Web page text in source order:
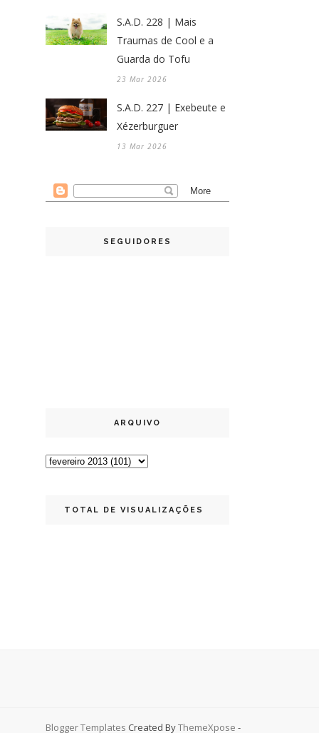
S.A.D. 228 | Mais
Traumas de Cool e a
Guarda do Tofu
23 Mar 2026
S.A.D. 227 | Exebeute e
Xézerburguer
13 Mar 2026
SEGUIDORES
ARQUIVO
TOTAL DE VISUALIZAÇÕES
Blogger Templates Created ByThemeXpose -